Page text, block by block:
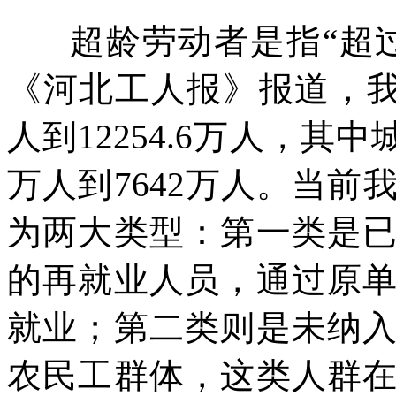
超龄劳动者是指“超
《河北工人报》报道，
人到12254.6万人，其中
万人到7642万人。当前
为两大类型：第一类是
的再就业人员，通过原
就业；第二类则是未纳
农民工群体，这类人群